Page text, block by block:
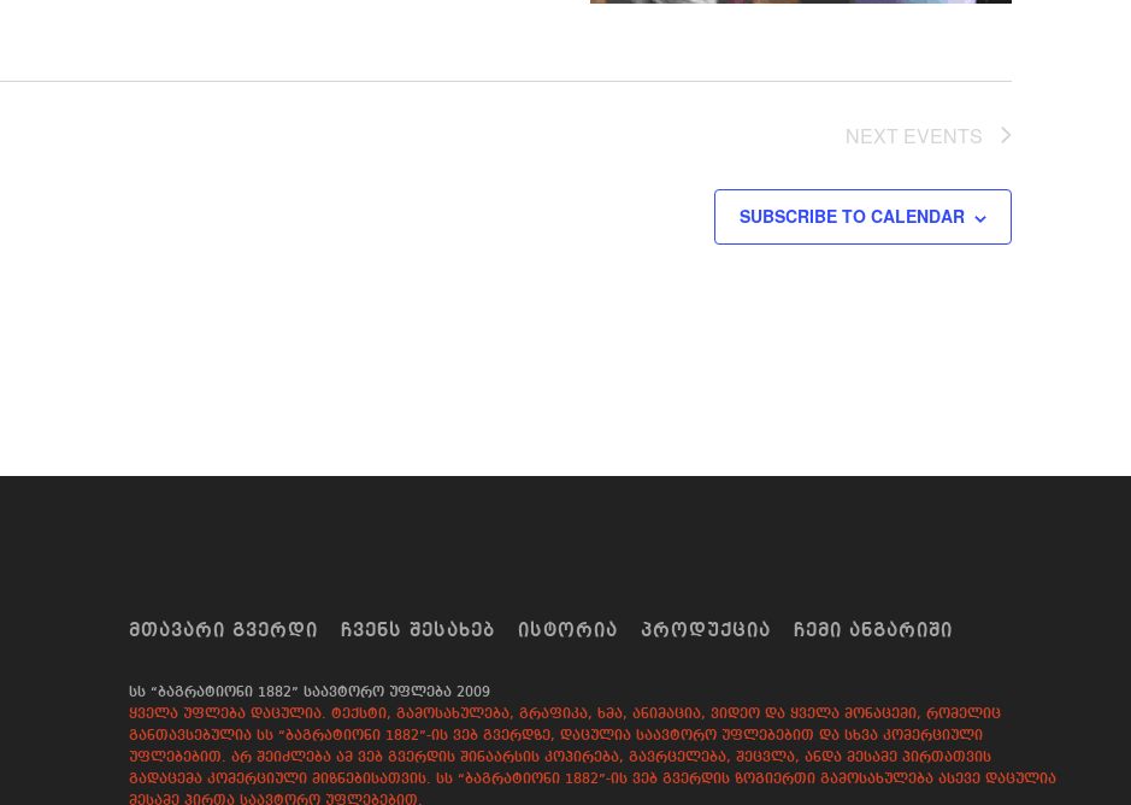
NEXT EVENTS
SUBSCRIBE TO CALENDAR
ᲛᲗᲐᲕᲐᲠᲘ ᲒᲕᲔᲠᲓᲘ ᲩᲕᲔᲜᲡ ᲨᲔᲡᲐᲮᲔᲑ ᲘᲡᲢᲝᲠᲘᲐ ᲞᲠᲝᲓᲣᲥᲪᲘᲐ ᲩᲔᲛᲘ ᲐᲜᲒᲐᲠᲘᲨᲘ
სს “ბაგრატიონი 1882” საავტორო უფლება 2009
ყველა უფლება დაცულია. ტექსტი, გამოსახულება, გრაფიკა, ხმა, ანიმაცია, ვიდეო და ყველა მონაცემი, რომელიც
განთავსებულია სს “ბაგრატიონი 1882”-ის ვებ გვერდზე, დაცულია საავტორო უფლებებით და სხვა კომერციული
უფლებებით. არ შეიძლება ამ ვებ გვერდის შინაარსის კოპირება, გავრცელება, შეცვლა, ანდა მესამე პირთათვის
გადაცემა კომერციული მიზნებისათვის. სს “ბაგრატიონი 1882”-ის ვებ გვერდის ზოგიერთი გამოსახულება ასევე დაცულია
მესამე პირთა საავტორო უფლებებით.